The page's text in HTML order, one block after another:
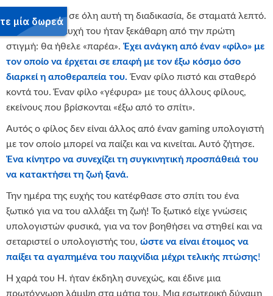
Το μυαλό του, σε όλη αυτή τη διαδικασία, δε σταματά λεπτό.
Γι’ αυτό και η ευχή του ήταν ξεκάθαρη από την πρώτη
στιγμή: θα ήθελε «παρέα». Έχει ανάγκη από έναν «φίλο» με
τον οποίο να έρχεται σε επαφή με τον έξω κόσμο όσο
διαρκεί η αποθεραπεία του. Έναν φίλο πιστό και σταθερό
κοντά του. Έναν φίλο «γέφυρα» με τους άλλους φίλους,
εκείνους που βρίσκονται «έξω από το σπίτι».
Αυτός ο φίλος δεν είναι άλλος από έναν gaming υπολογιστή
με τον οποίο μπορεί να παίζει και να κινείται. Αυτό ζήτησε.
Ένα κίνητρο να συνεχίζει τη συγκινητική προσπάθειά του
να κατακτήσει τη ζωή ξανά.
Την ημέρα της ευχής του κατέφθασε στο σπίτι του ένα
ξωτικό για να του αλλάξει τη ζωή! Το ξωτικό είχε γνώσεις
υπολογιστών φυσικά, για να τον βοηθήσει να στηθεί και να
σεταριστεί ο υπολογιστής του, ώστε να είναι έτοιμος να
παίξει τα αγαπημένα του παιχνίδια μέχρι τελικής πτώσης!
Η χαρά του Η. ήταν έκδηλη συνεχώς, και έδινε μια
πρωτόγνωρη λάμψη στα μάτια του. Mια εσωτερική δύναμη